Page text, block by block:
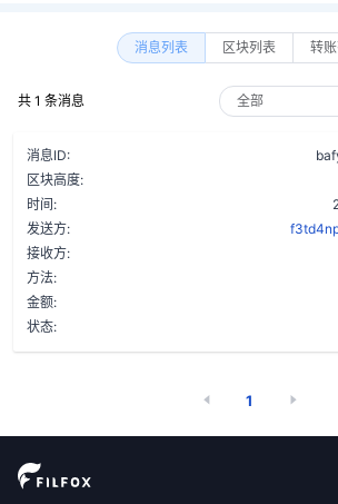
消息列表 区块列表 转
共 1 条消息
消息ID:
区块高度:
时间:
发送方:
接收方:
方法:
金额:
状态:
1